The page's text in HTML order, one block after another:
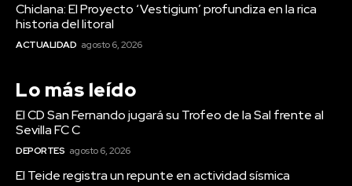
Chiclana: El Proyecto ‘Vestigium’ profundiza en la rica
historia del litoral
ACTUALIDAD agosto 6, 2026
Lo más leído
El CD San Fernando jugará su Trofeo de la Sal frente al
Sevilla FC C
DEPORTES agosto 6, 2026
El Teide registra un repunte en actividad sísmica